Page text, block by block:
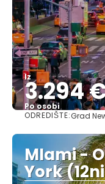
Iz
3.294
Po osobi
ODREDIŠTE:Grad
MIami -
York